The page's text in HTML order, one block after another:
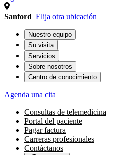
Sanford Elija otra ubicación
Nuestro equipo
Su visita
Servicios
Sobre nosotros
Centro de conocimiento
Agenda una cita
Consultas de telemedicina
Portal del paciente
Pagar factura
Carreras profesionales
Contáctanos